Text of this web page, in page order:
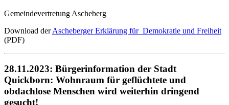
Gemeindevertretung Ascheberg
Download derAscheberger Erklärung für Demokratie und Freiheit
(PDF)
28.11.2023: Bürgerinformation der Stadt
Quickborn: Wohnraum für geflüchtete und
obdachlose Menschen wird weiterhin dringend
gesucht!